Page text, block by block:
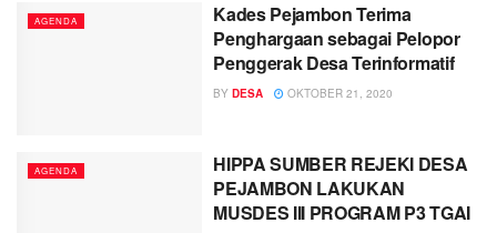
AGENDA
Kades Pejambon Terima
Penghargaan sebagai Pelopor
Penggerak Desa Terinformatif
BY DESA OKTOBER 21, 2020
AGENDA
HIPPA SUMBER REJEKI DESA
PEJAMBON LAKUKAN
MUSDES III PROGRAM P3 TGAI